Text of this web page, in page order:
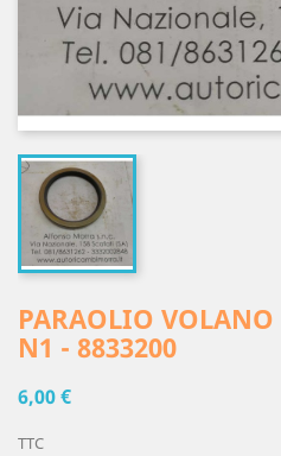
PARAOLIO
N1 - 8833200
6,00 €
TTC